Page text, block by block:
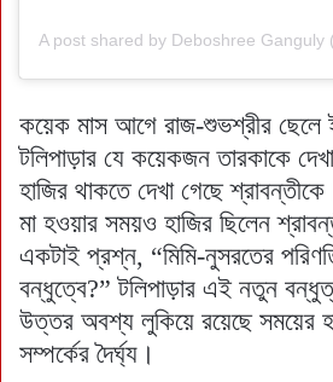
কয়েক মাস আগে রাজ-শুভশ্রীর ছেলে
টলিপাড়ার যে কয়েকজন তারকাকে
হাজির থাকতে দেখা গেছে
মা হওয়ার সময়ও হাজির ছিলেন
একটাই প্রশ্ন, “মিমি-নুসরতের
বন্ধুত্বে?” টলিপাড়ার এই নতুন
উত্তর অবশ্য লুকিয়ে রয়েছে সময়ের
সম্পর্কের দৈর্ঘ্য।